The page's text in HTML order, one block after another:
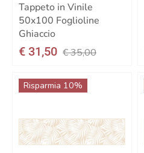
Tappeto in Vinile
50x100 Foglioline
Ghiaccio
€ 31,50 € 35,00
Risparmia 10%